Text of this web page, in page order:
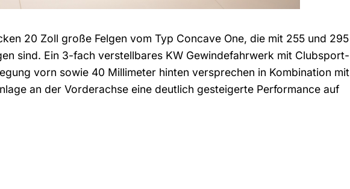
20 Zoll große Felgen vom Typ Concave One, die mit 255 und 295
sind. Ein 3-fach verstellbares KW Gewindefahrwerk mit Clubsport-
vorn sowie 40 Millimeter hinten versprechen in Kombination mit
an der Vorderachse eine deutlich gesteigerte Performance auf